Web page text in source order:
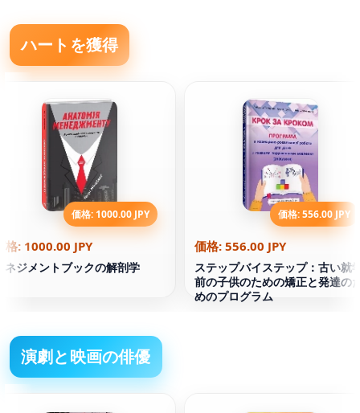
ハートを獲得
価格: 1000.00 JPY
格: 1000.00 JPY
ネジメントブックの解剖学
価格: 556.00 JPY
価格: 556.00 JPY
ステップバイステップ：古い就
前の子供のための矯正と発達の
めのプログラム
演劇と映画の俳優